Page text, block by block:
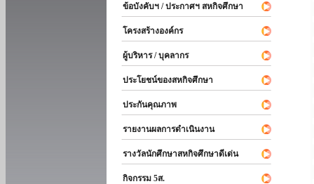
ข้อบังคับฯ / ประกาศฯ สหกิจศึกษา
โครงสร้างองค์กร
ผู้บริหาร / บุคลากร
ประโยชน์ของสหกิจศึกษา
ประกันคุณภาพ
รายงานผลการดำเนินงาน
รางวัลนักศึกษาสหกิจศึกษาดีเด่น
กิจกรรม 5ส.